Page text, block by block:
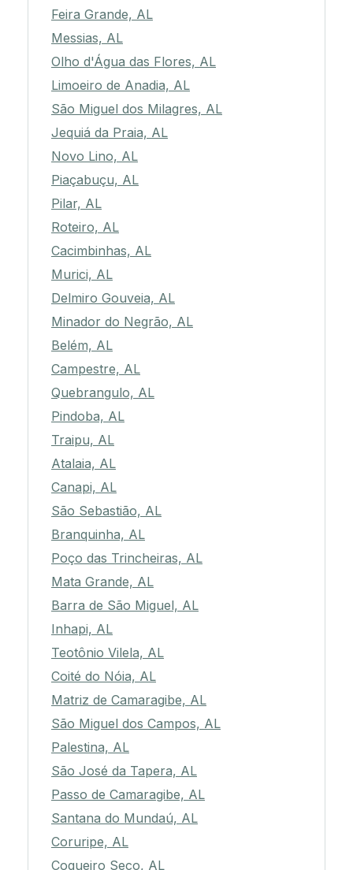
Feira Grande, AL
Messias, AL
Olho d'Água das Flores, AL
Limoeiro de Anadia, AL
São Miguel dos Milagres, AL
Jequiá da Praia, AL
Novo Lino, AL
Piaçabuçu, AL
Pilar, AL
Roteiro, AL
Cacimbinhas, AL
Murici, AL
Delmiro Gouveia, AL
Minador do Negrão, AL
Belém, AL
Campestre, AL
Quebrangulo, AL
Pindoba, AL
Traipu, AL
Atalaia, AL
Canapi, AL
São Sebastião, AL
Branquinha, AL
Poço das Trincheiras, AL
Mata Grande, AL
Barra de São Miguel, AL
Inhapi, AL
Teotônio Vilela, AL
Coité do Nóia, AL
Matriz de Camaragibe, AL
São Miguel dos Campos, AL
Palestina, AL
São José da Tapera, AL
Passo de Camaragibe, AL
Santana do Mundaú, AL
Coruripe, AL
Coqueiro Seco, AL